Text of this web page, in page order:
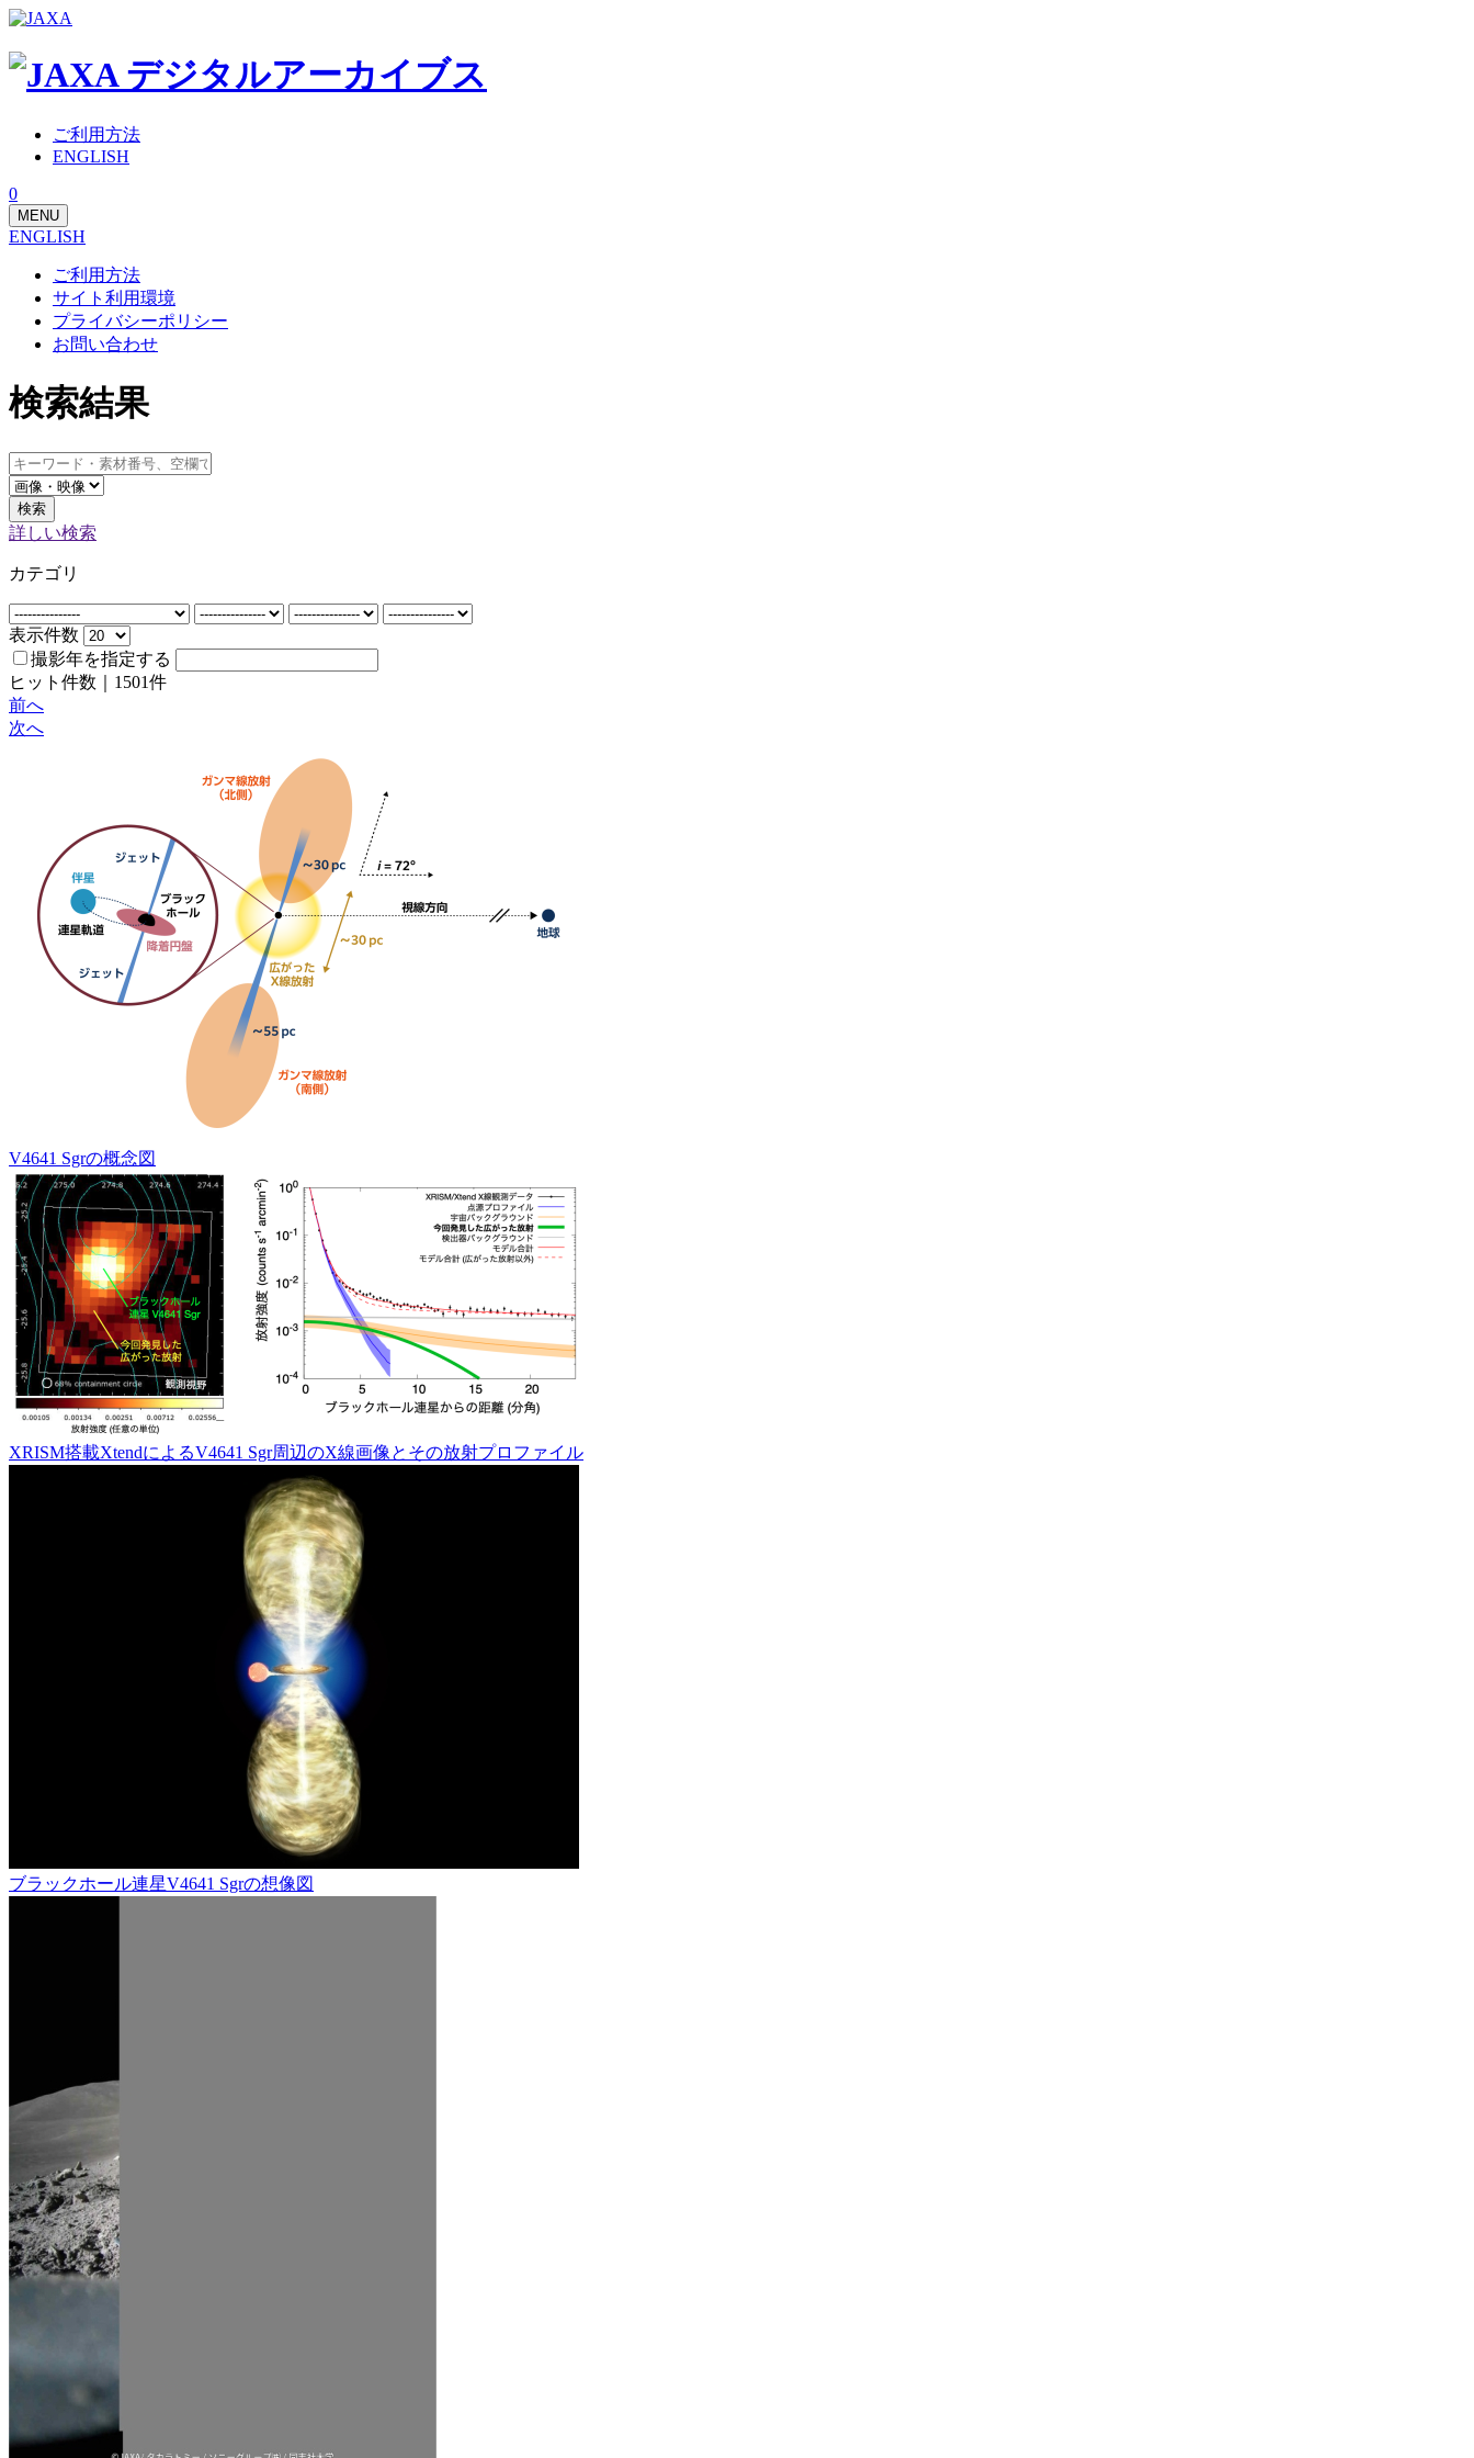
ご利用方法
ENGLISH
0
MENU
ENGLISH
ご利用方法
サイト利用環境
プライバシーポリシー
お問い合わせ
検索結果
検索
詳しい検索
カテゴリ
表示件数
撮影年を指定する
ヒット件数｜ 1501件
前へ
次へ
V4641 Sgrの概念図
XRISM搭載XtendによるV4641 Sgr周辺のX線画像とその放射プロファイル
ブラックホール連星V4641 Sgrの想像図